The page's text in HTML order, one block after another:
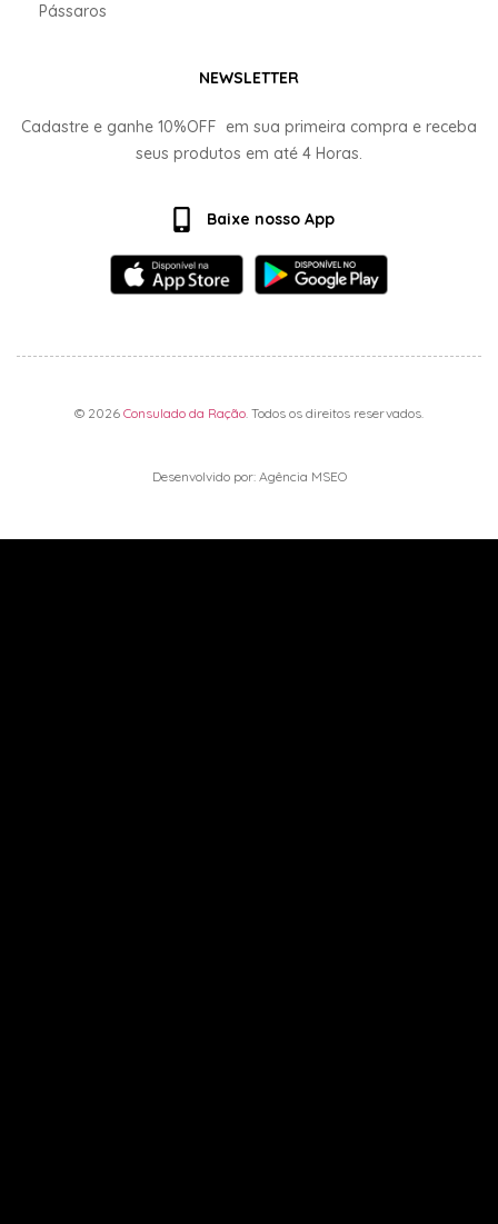
Pássaros
NEWSLETTER
Cadastre e ganhe 10%OFF em sua primeira compra e receba
seus produtos em até 4 Horas.
Baixe nosso App
© 2026 Consulado da Ração . Todos os direitos reservados.
Desenvolvido por: Agência MSEO